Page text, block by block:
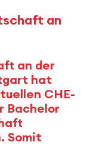
an
an der
hat
CHE-
Bachelor
Somit